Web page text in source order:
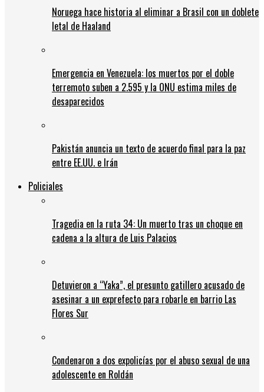
Noruega hace historia al eliminar a Brasil con un doblete
letal de Haaland
Emergencia en Venezuela: los muertos por el doble
terremoto suben a 2.595 y la ONU estima miles de
desaparecidos
Pakistán anuncia un texto de acuerdo final para la paz
entre EE.UU. e Irán
Policiales
Tragedia en la ruta 34: Un muerto tras un choque en
cadena a la altura de Luis Palacios
Detuvieron a “Yaka”, el presunto gatillero acusado de
asesinar a un exprefecto para robarle en barrio Las
Flores Sur
Condenaron a dos expolicías por el abuso sexual de una
adolescente en Roldán